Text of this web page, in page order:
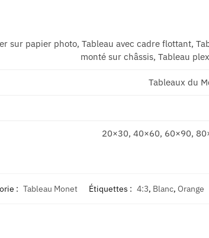
sur papier photo, Tableau avec cadre flottant,
monté sur châssis, Tableau
Tableaux du
20×30, 40×60, 60×90,
: Tableau Monet Étiquettes : 4:3, Blanc, Orange